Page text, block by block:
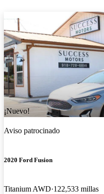
¡Nuevo!
Aviso patrocinado
2020 Ford Fusion
Titanium AWD 122,533 millas